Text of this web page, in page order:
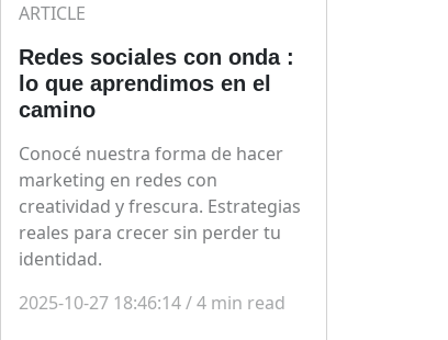
ARTICLE
Redes sociales con onda :
lo que aprendimos en el
camino
Conocé nuestra forma de hacer
marketing en redes con
creatividad y frescura. Estrategias
reales para crecer sin perder tu
identidad.
2025-10-27 18:46:14/4 min read